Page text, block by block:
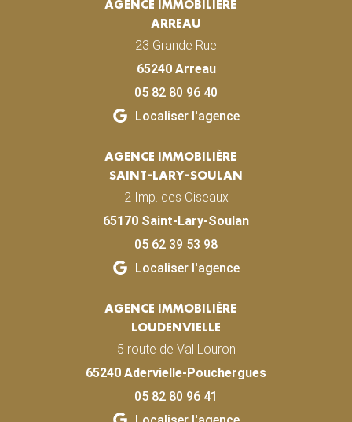
AGENCE IMMOBILIÈRE
ARREAU
23 Grande Rue
65240 Arreau
05 82 80 96 40
Localiser l'agence
AGENCE IMMOBILIÈRE
SAINT-LARY-SOULAN
2 Imp. des Oiseaux
65170 Saint-Lary-Soulan
05 62 39 53 98
Localiser l'agence
AGENCE IMMOBILIÈRE
LOUDENVIELLE
5 route de Val Louron
65240 Adervielle-Pouchergues
05 82 80 96 41